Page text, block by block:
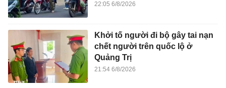
22:05 6/8/2026
Khởi tố người đi bộ gây tai nạn
chết người trên quốc lộ ở
Quảng Trị
21:54 6/8/2026